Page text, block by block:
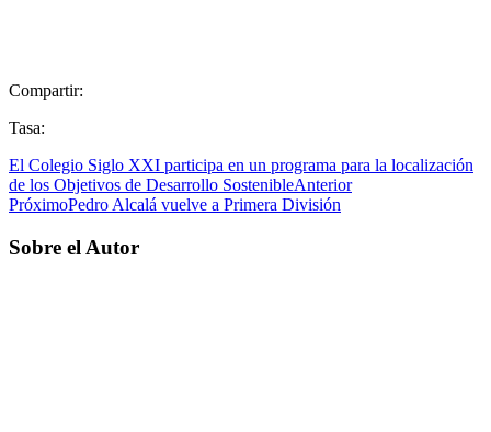
Compartir:
Tasa:
El Colegio Siglo XXI participa en un programa para la localización
de los Objetivos de Desarrollo SostenibleAnterior
PróximoPedro Alcalá vuelve a Primera División
Sobre el Autor